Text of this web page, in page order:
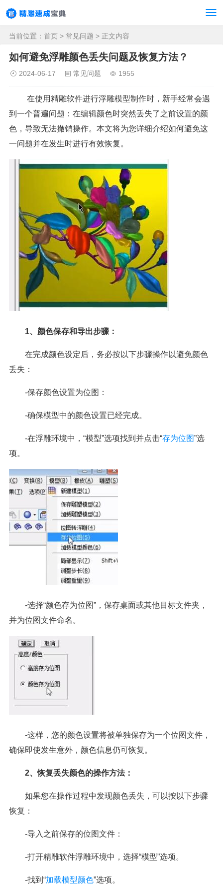
当前位置： 首页 > 常见问题 > 正文内容
如何避免浮雕颜色丢失问题及恢复方法？
2024-06-17 常见问题 1955
在使用精雕软件进行浮雕模型制作时，新手经常会遇
到一个普遍问题：在编辑颜色时突然丢失了之前设置的颜
色，导致无法撤销操作。本文将为您详细介绍如何避免这
一问题并在发生时进行有效恢复。
1、颜色保存和导出步骤：
在完成颜色设定后，务必按以下步骤操作以避免颜色
丢失：
-保存颜色设置为位图：
-确保模型中的颜色设置已经完成。
-在浮雕环境中，“模型”选项找到并点击“存为位图”选
项。
-选择“颜色存为位图”，保存桌面或其他目标文件夹，
并为位图文件命名。
-这样，您的颜色设置将被单独保存为一个位图文件，
确保即使发生意外，颜色信息仍可恢复。
2、恢复丢失颜色的操作方法：
如果您在操作过程中发现颜色丢失，可以按以下步骤
恢复：
-导入之前保存的位图文件：
-打开精雕软件浮雕环境中，选择“模型”选项。
-找到“加载模型颜色”选项。